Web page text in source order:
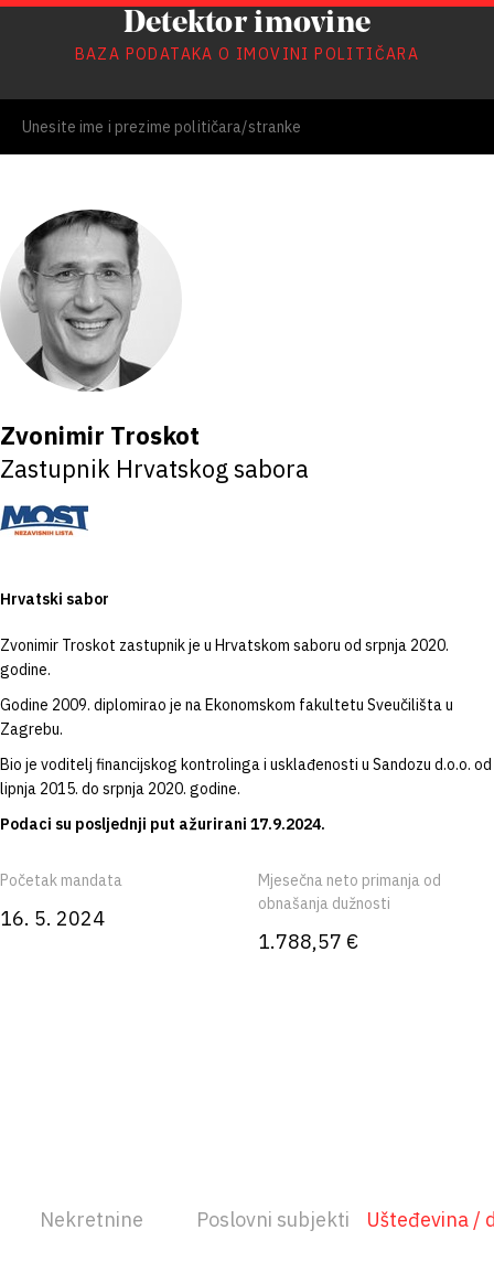
Detektor imovine
BAZA PODATAKA O IMOVINI POLITIČARA
Zvonimir Troskot
Zastupnik Hrvatskog sabora
Hrvatski sabor
Zvonimir Troskot zastupnik je u Hrvatskom saboru od srpnja 2020.
godine.
Godine 2009. diplomirao je na Ekonomskom fakultetu Sveučilišta u
Zagrebu.
Bio je voditelj financijskog kontrolinga i usklađenosti u Sandozu d.o.o. od
lipnja 2015. do srpnja 2020. godine.
Podaci su posljednji put ažurirani 17.9.2024.
Početak mandata
16. 5. 2024
Mjesečna neto primanja od
obnašanja dužnosti
1.788,57 €
Nekretnine Poslovni subjekti Ušteđevina /